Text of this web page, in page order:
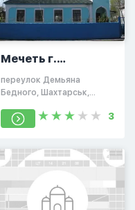
Мечеть г.
Шахтерск (община
"Ассалям")
переулок Демьяна
Бедного, Шахтарськ,
Украина
3